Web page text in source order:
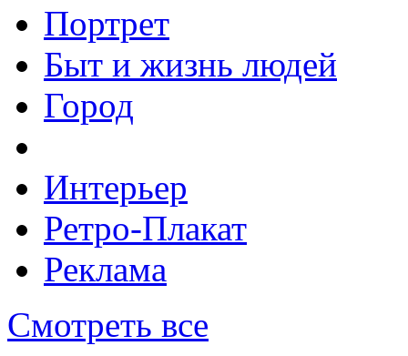
Портрет
Быт и жизнь людей
Город
Интерьер
Ретро-Плакат
Реклама
Смотреть все